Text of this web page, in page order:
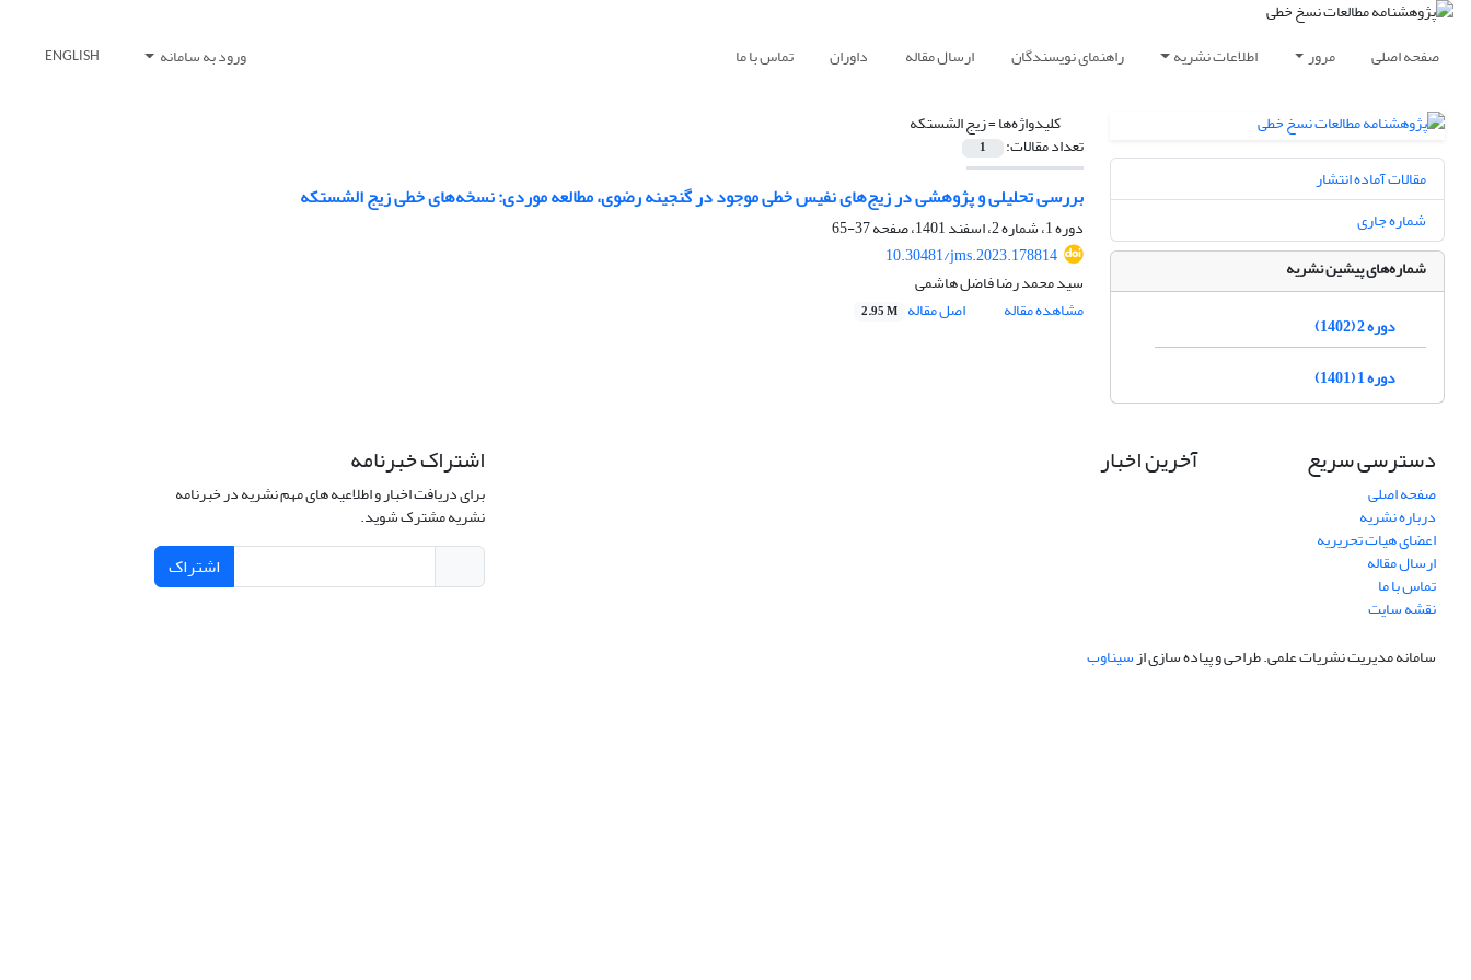
صفحه اصلی مرور اطلاعات نشریه راهنمای نویسندگان ارسال مقاله داوران تماس با ما ورود به سامانه ENGLISH
کلیدواژه‌ها =زیج الشستکه
تعداد مقالات: 1
بررسی تحلیلی و پژوهشی در زیج‌های نفیس خطی موجود در گنجینه رضوی، مطالعه موردی: نسخه‌های خطی زیج الشستکه
دوره 1، شماره 2، اسفند 1401، صفحه
37-65
10.30481/jms.2023.178814
سید محمد رضا فاضل هاشمی
مشاهده مقاله
اصل مقاله 2.95 M
مقالات آماده انتشار
شماره جاری
شماره‌های پیشین نشریه
دوره 2 (1402)
دوره 1 (1401)
دسترسی سریع
صفحه اصلی
درباره نشریه
اعضای هیات تحریریه
ارسال مقاله
تماس با ما
نقشه سایت
آخرین اخبار اشتراک خبرنامه
برای دریافت اخبار و اطلاعیه های مهم نشریه در خبرنامه
نشریه مشترک شوید.
اشتراک
سامانه مدیریت نشریات علمی.طراحی و پیاده سازی ازسیناوب